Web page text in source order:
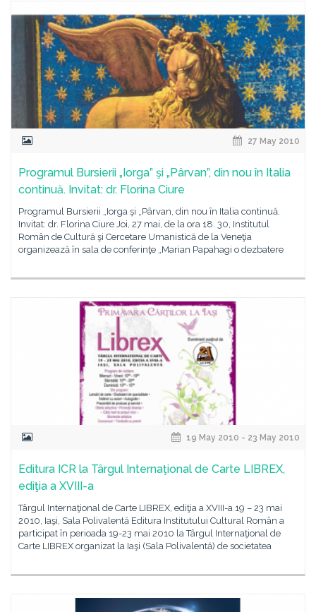
27 May 2010
Programul Bursierii „Iorga” şi „Pârvan”, din nou în Italia
continuă. Invitat: dr. Florina Ciure
Programul Bursierii „Iorga şi „Pârvan, din nou în Italia continuă.
Invitat: dr. Florina Ciure Joi, 27 mai, de la ora 18. 30, Institutul
Român de Cultură şi Cercetare Umanistică de la Veneţia
organizează în sala de conferinţe „Marian Papahagi o dezbatere
19 May 2010 - 23 May 2010
Editura ICR la Târgul Internaţional de Carte LIBREX,
ediţia a XVIII-a
Târgul Internaţional de Carte LIBREX, ediţia a XVIII-a 19 – 23 mai
2010, Iaşi, Sala Polivalentă Editura Institutului Cultural Român a
participat în perioada 19-23 mai 2010 la Târgul Internaţional de
Carte LIBREX organizat la Iaşi (Sala Polivalentă) de societatea